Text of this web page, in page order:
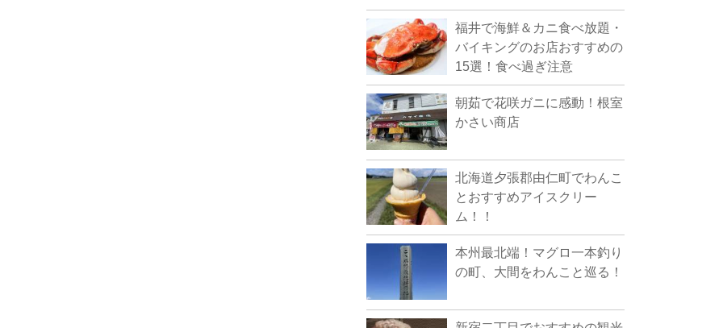
福井で海鮮＆カニ食べ放題・
バイキングのお店おすすめの
15選！食べ過ぎ注意
朝茹で花咲ガニに感動！根室
かさい商店
北海道夕張郡由仁町でわんこ
とおすすめアイスクリー
ム！！
本州最北端！マグロ一本釣り
の町、大間をわんこと巡る！